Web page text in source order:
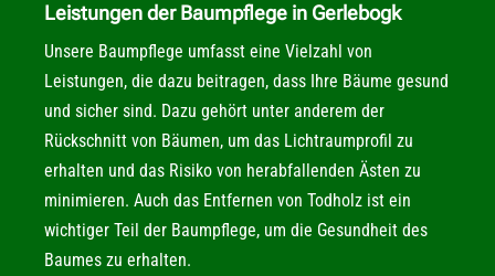
Leistungender Baumpflege in Gerlebogk
Unsere Baumpflege umfasst eine Vielzahl von
Leistungen, die dazu beitragen, dass Ihre Bäume gesund
und sicher sind. Dazu gehört unter anderem der
Rückschnitt von Bäumen, um das Lichtraumprofil zu
erhalten und das Risiko von herabfallenden Ästen zu
minimieren. Auch das Entfernen von Todholz ist ein
wichtiger Teil der Baumpflege, um die Gesundheit des
Baumes zu erhalten.